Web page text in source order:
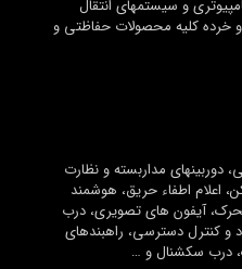
و سیستمهای انتقال
خرده کلیه محصولات حفاظتی و
دوربینهای مداربسته و نظارت
اعلام اطفاء حریق، هوشمند
آیفون های تصویری، درب
و کنترل دسترسی، راهبندهای
درب سکشنال و …